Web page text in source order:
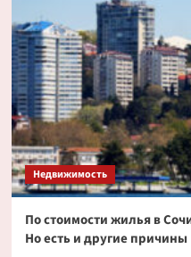
Недвижимость
По стоимости жилья в
Но есть и другие причины